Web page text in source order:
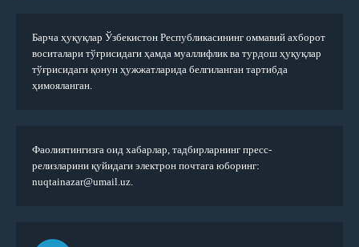
Барча ҳуқуқлар Ўзбекистон Республикасининг оммавий ахборот
воситалари тўғрисидаги ҳамда муаллифлик ва турдош ҳуқуқлар
тўғрисидаги қонун ҳужжатларида белгиланган тартибда
ҳимояланган.
Фаолиятингизга оид хабарлар, тадбирларнинг пресс-
релизларини қуйидаги электрон почтага юборинг:
nuqtainazar@umail.uz.